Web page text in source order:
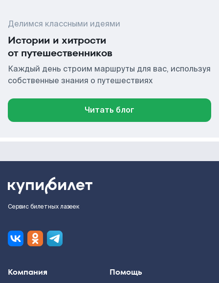
Делимся классными идеями
Истории и хитрости
от путешественников
Каждый день строим маршруты для вас, используя
собственные знания о путешествиях
Читать блог
Сервис билетных лазеек
Компания Помощь